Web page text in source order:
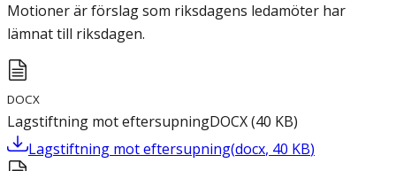
Motioner är förslag som riksdagens ledamöter har
lämnat till riksdagen.
DOCX
Lagstiftning mot eftersupningDOCX(40 KB)
Lagstiftning mot eftersupning(docx, 40 KB)